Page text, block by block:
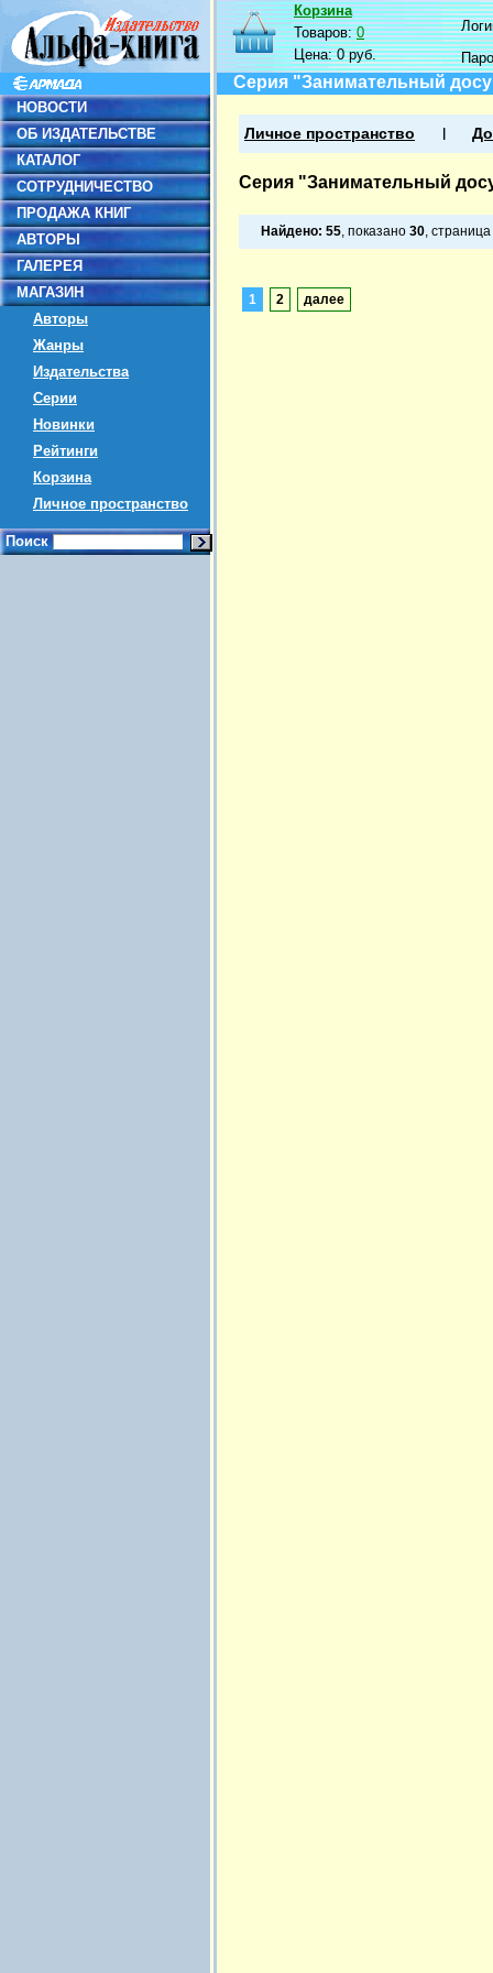
НОВОСТИ
ОБ ИЗДАТЕЛЬСТВЕ
КАТАЛОГ
СОТРУДНИЧЕСТВО
ПРОДАЖА КНИГ
АВТОРЫ
ГАЛЕРЕЯ
МАГАЗИН
Авторы
Жанры
Издательства
Серии
Новинки
Рейтинги
Корзина
Личное пространство
Поиск
Корзина
Товаров:0
Цена:0 руб.
Серия "Занимательный
Личное пространство
Серия "Занимательный
Найдено: 55, показано 30, страница
1 2 далее